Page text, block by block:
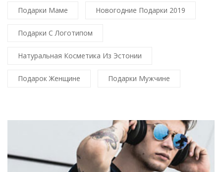
Подарки Маме Новогодние Подарки 2019
Подарки С Логотипом
Натуральная Косметика Из Эстонии
Подарок Женщине Подарки Мужчине